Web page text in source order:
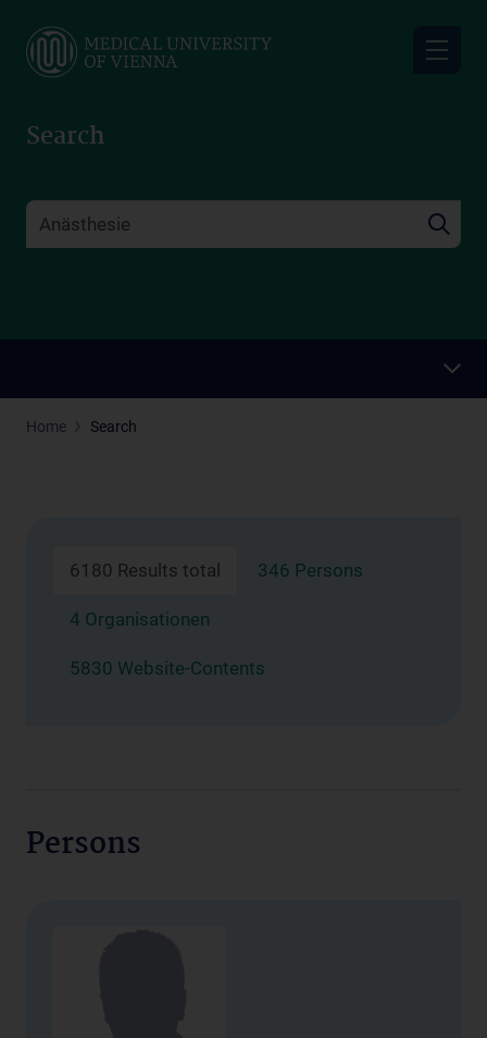
main
Search
Home Search
6180 Results total 346 Persons
4 Organisationen
5830 Website-Contents
Persons